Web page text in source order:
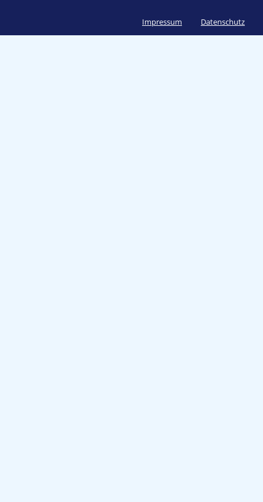
Impressum Datenschutz